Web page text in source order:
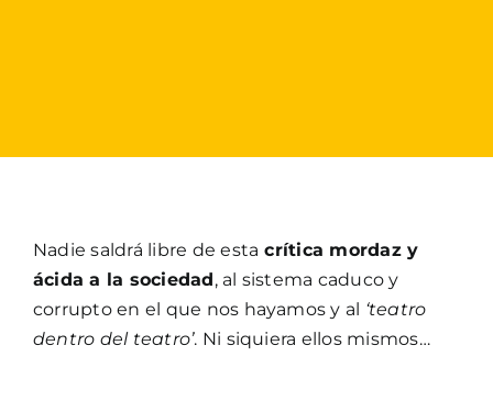
Nadie saldrá libre de esta crítica mordaz y
ácida a la sociedad, al sistema caduco y
corrupto en el que nos hayamos y al ‘teatro
dentro del teatro’. Ni siquiera ellos mismos…